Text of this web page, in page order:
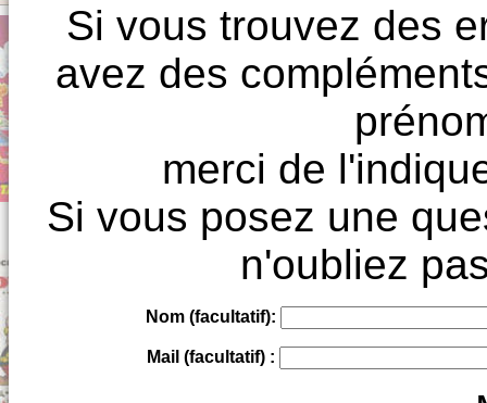
Si vous trouvez des
avez des
merci de
Si vous posez une
n'oubliez
Nom (facultatif):
Mail (facultatif) :